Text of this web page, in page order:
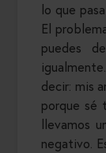
lo que
El
puedes
decir: mis
porque sé
llevamos
negativo.